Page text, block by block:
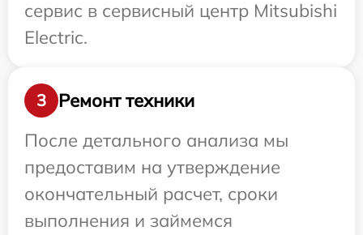
сервис в сервисный центр Mitsubishi
Electric.
3
Ремонт техники
После детального анализа мы
предоставим на утверждение
окончательный расчет, сроки
выполнения и займемся